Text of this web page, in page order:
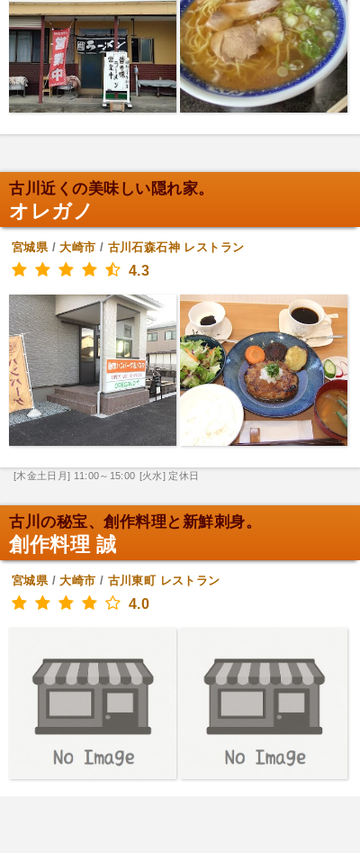
古川近くの美味しい隠れ家。
オレガノ
宮城県/大崎市 / 古川石森石神 レストラン
4.3
[木金土日月] 11:00～15:00 [火水] 定休日
古川の秘宝、創作料理と新鮮刺身。
創作料理 誠
宮城県/大崎市 / 古川東町 レストラン
4.0